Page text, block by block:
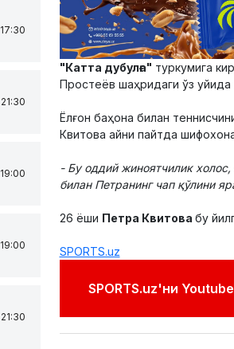
17:30
21:30
19:00
19:00
21:30
"Катта дубулға" туркумига
Простеёв шаҳридаги ўз уйида
Ёлғон баҳона билан
Квитова айни пайтда
- Бу оддий жиноятчилик
билан Петранинг чап қўлини
26 ёши Петра Квитова бу
SPORTS.uz
SPORTS.uz'ни